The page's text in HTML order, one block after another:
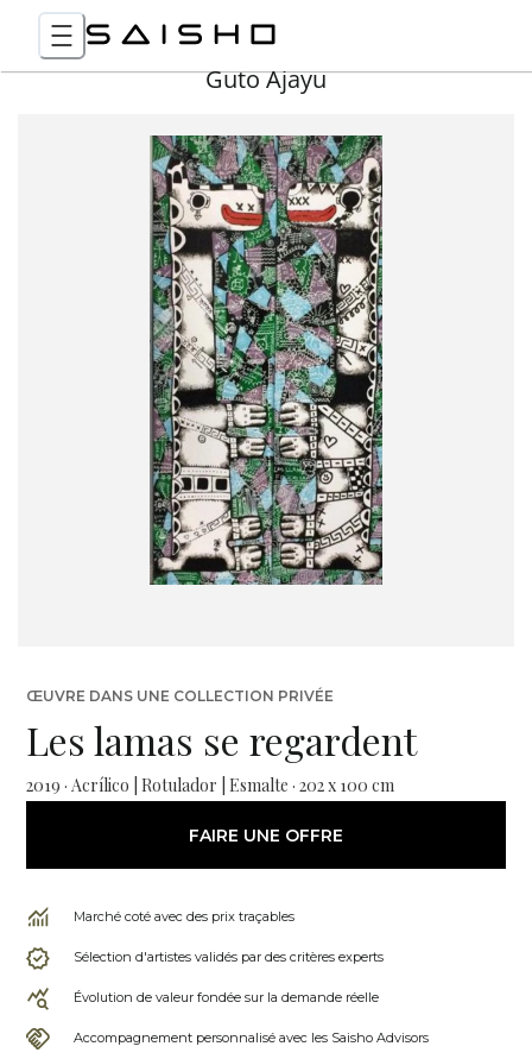
Guto Ajayu
ŒUVRE DANS UNE COLLECTION PRIVÉE
Les lamas se regardent
2019 · Acrílico | Rotulador | Esmalte · 202 x 100 cm
FAIRE UNE OFFRE
Marché coté avec des prix traçables
Sélection d'artistes validés par des critères experts
Évolution de valeur fondée sur la demande réelle
Accompagnement personnalisé avec les Saisho Advisors